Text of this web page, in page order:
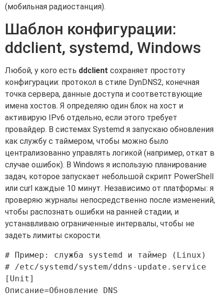
(мобильная радиостанция).
Шаблон конфигурации:
ddclient, systemd, Windows
Любой, у кого есть ddclient сохраняет простоту
конфигурации: протокол в стиле DynDNS2, конечная
точка сервера, данные доступа и соответствующие
имена хостов. Я определяю один блок на хост и
активирую IPv6 отдельно, если этого требует
провайдер. В системах Systemd я запускаю обновления
как службу с таймером, чтобы можно было
централизованно управлять логикой (например, откат в
случае ошибок). В Windows я использую планирование
задач, которое запускает небольшой скрипт PowerShell
или curl каждые 10 минут. Независимо от платформы: я
проверяю журналы непосредственно после изменений,
чтобы распознать ошибки на ранней стадии, и
устанавливаю ограниченные интервалы, чтобы не
задеть лимиты скорости.
# Пример: служба systemd и таймер (Linux)
# /etc/systemd/system/ddns-update.service
[Unit]
Описание=Обновление DNS